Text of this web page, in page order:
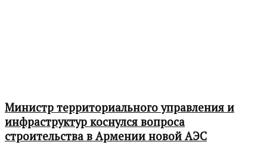
Министр территориального управления и
инфраструктур коснулся вопроса
строительства в Армении новой АЭС